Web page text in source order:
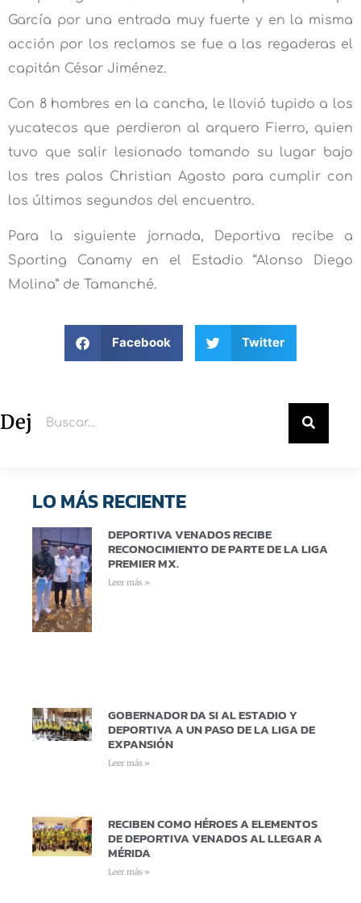
García por una entrada muy fuerte y en la misma
acción por los reclamos se fue a las regaderas el
capitán César Jiménez.
Con 8 hombres en la cancha, le llovió tupido a los
yucatecos que perdieron al arquero Fierro, quien
tuvo que salir lesionado tomando su lugar bajo
los tres palos Christian Agosto para cumplir con
los últimos segundos del encuentro.
Para la siguiente jornada, Deportiva recibe a
Sporting Canamy en el Estadio “Alonso Diego
Molina” de Tamanché.
Facebook Twitter
Deja un comentario
LO MÁS RECIENTE
DEPORTIVA VENADOS RECIBE
RECONOCIMIENTO DE PARTE DE LA LIGA
PREMIER MX.
Leer más »
GOBERNADOR DA SI AL ESTADIO Y
DEPORTIVA A UN PASO DE LA LIGA DE
EXPANSIÓN
Leer más »
RECIBEN COMO HÉROES A ELEMENTOS
DE DEPORTIVA VENADOS AL LLEGAR A
MÉRIDA
Leer más »